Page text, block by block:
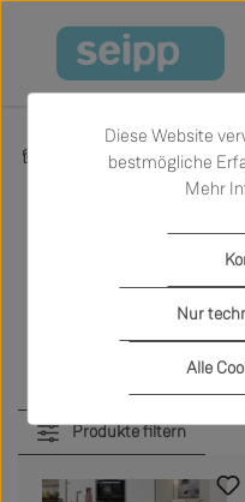
Zum Hauptinhalt springen
Ondarreta
Möbel
Produkte filtern
Diese Website
bestmögliche
Mehr
Nur
Alle